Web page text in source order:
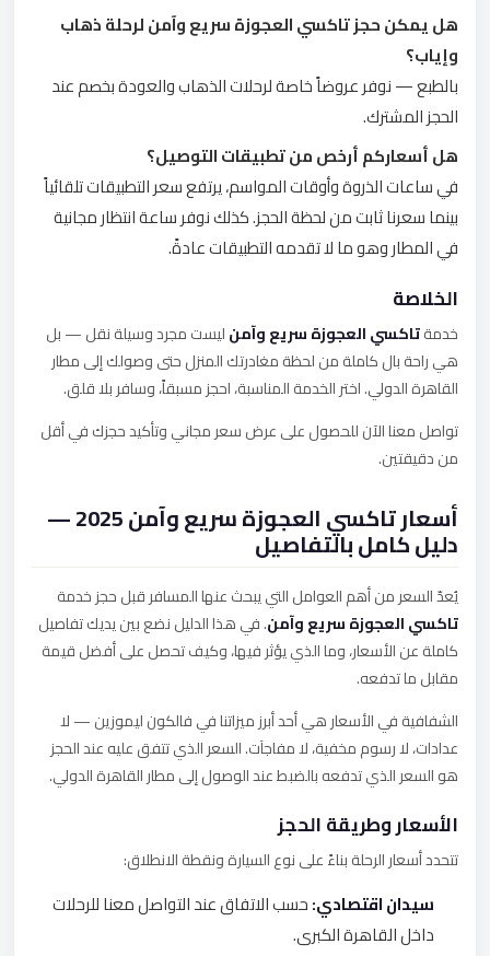
هل يمكن حجز تاكسي العجوزة سريع وآمن لرحلة ذهاب
وإياب؟
بالطبع — نوفر عروضاً خاصة لرحلات الذهاب والعودة بخصم عند
الحجز المشترك.
هل أسعاركم أرخص من تطبيقات التوصيل؟
في ساعات الذروة وأوقات المواسم، يرتفع سعر التطبيقات تلقائياً
بينما سعرنا ثابت من لحظة الحجز. كذلك نوفر ساعة انتظار مجانية
في المطار وهو ما لا تقدمه التطبيقات عادةً.
الخلاصة
خدمةتاكسي العجوزة سريع وآمنليست مجرد وسيلة نقل — بل
هي راحة بال كاملة من لحظة مغادرتك المنزل حتى وصولك إلى مطار
القاهرة الدولي. اختر الخدمة المناسبة، احجز مسبقاً، وسافر بلا قلق.
تواصل معنا الآن للحصول على عرض سعر مجاني وتأكيد حجزك في أقل
من دقيقتين.
أسعار تاكسي العجوزة سريع وآمن 2025 —
دليل كامل بالتفاصيل
يُعدّ السعر من أهم العوامل التي يبحث عنها المسافر قبل حجز خدمة
تاكسي العجوزة سريع وآمن. في هذا الدليل نضع بين يديك تفاصيل
كاملة عن الأسعار، وما الذي يؤثر فيها، وكيف تحصل على أفضل قيمة
مقابل ما تدفعه.
الشفافية في الأسعار هي أحد أبرز ميزاتنا في فالكون ليموزين — لا
عدادات، لا رسوم مخفية، لا مفاجآت. السعر الذي تتفق عليه عند الحجز
هو السعر الذي تدفعه بالضبط عند الوصول إلى مطار القاهرة الدولي.
الأسعار وطريقة الحجز
تتحدد أسعار الرحلة بناءً على نوع السيارة ونقطة الانطلاق:
سيدان اقتصادي:حسب الاتفاق عند التواصل معنا للرحلات
داخل القاهرة الكبرى.